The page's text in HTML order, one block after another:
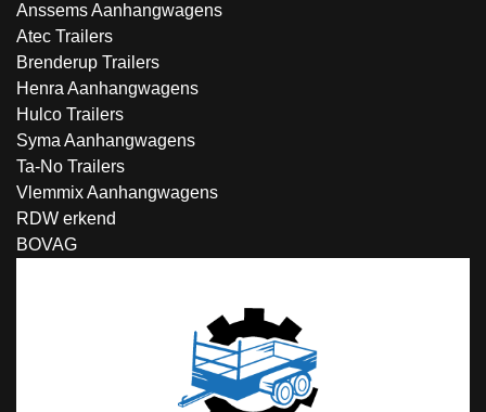
Anssems Aanhangwagens
Atec Trailers
Brenderup Trailers
Henra Aanhangwagens
Hulco Trailers
Syma Aanhangwagens
Ta-No Trailers
Vlemmix Aanhangwagens
RDW erkend
BOVAG